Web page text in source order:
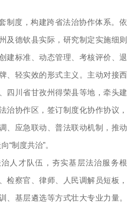
制度，构建跨省法治协作体系。​依
及德钦县实际，研究制定实施细则
建标准、动态管理、考核评价、退
、轻实效的形式主义。主动对接西
四川省甘孜州得荣县等地，牵头建
治协作区，签订制度化协作协议，
、应急联动、普法联动机制，推动
“制度共治”。
人才队伍，夯实基层法治服务根
检察官、律师、人民调解员短板，
、基层遴选等方式壮大专业力量。